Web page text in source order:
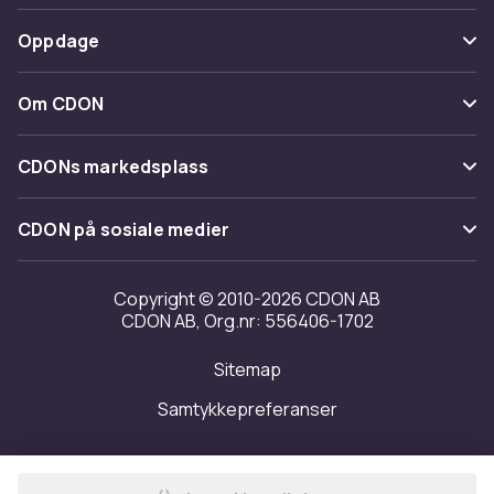
Spor pakke
Angre & returner her
Kontakt oss
Betaling
Levering
Tilbakekallinger
Oppdage
Kategorier
Varemerker
Om CDON
Om oss
Kundeanmeldelser
Jobbe på CDON
Investor relations
Tilgjengelighet
CDONs markedsplass
Merchant Help Center
CDON på sosiale medier
Copyright © 2010-2026 CDON AB
CDON AB, Org.nr: 556406-1702
Sitemap
Samtykkepreferanser